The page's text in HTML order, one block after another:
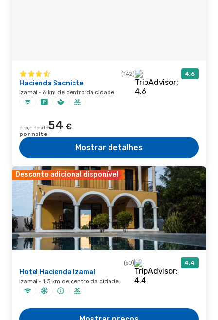
(142) 4,6
Hacienda Sacnicte
Izamal · 6 km de centro da cidade
preço desde54 €
por noite
Mostrar detalhes
Desconto adicional disponível
(60) 4,4
Hotel Hacienda Izamal
Izamal · 1,3 km de centro da cidade